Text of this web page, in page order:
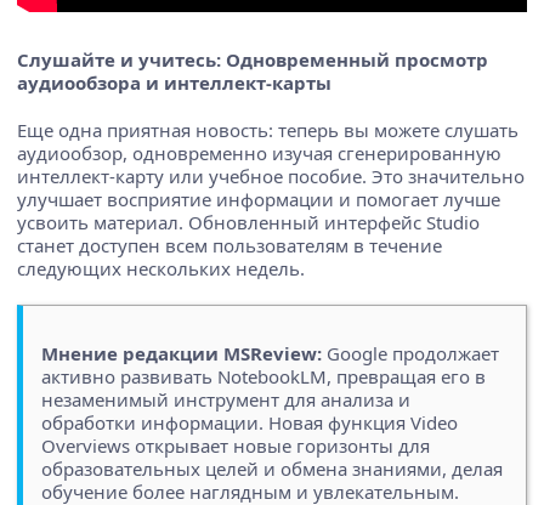
Слушайте и учитесь: Одновременный просмотр
аудиообзора и интеллект-карты
Еще одна приятная новость: теперь вы можете слушать
аудиообзор, одновременно изучая сгенерированную
интеллект-карту или учебное пособие. Это значительно
улучшает восприятие информации и помогает лучше
усвоить материал. Обновленный интерфейс Studio
станет доступен всем пользователям в течение
следующих нескольких недель.
Мнение редакции MSReview: Google продолжает
активно развивать NotebookLM, превращая его в
незаменимый инструмент для анализа и
обработки информации. Новая функция Video
Overviews открывает новые горизонты для
образовательных целей и обмена знаниями, делая
обучение более наглядным и увлекательным.